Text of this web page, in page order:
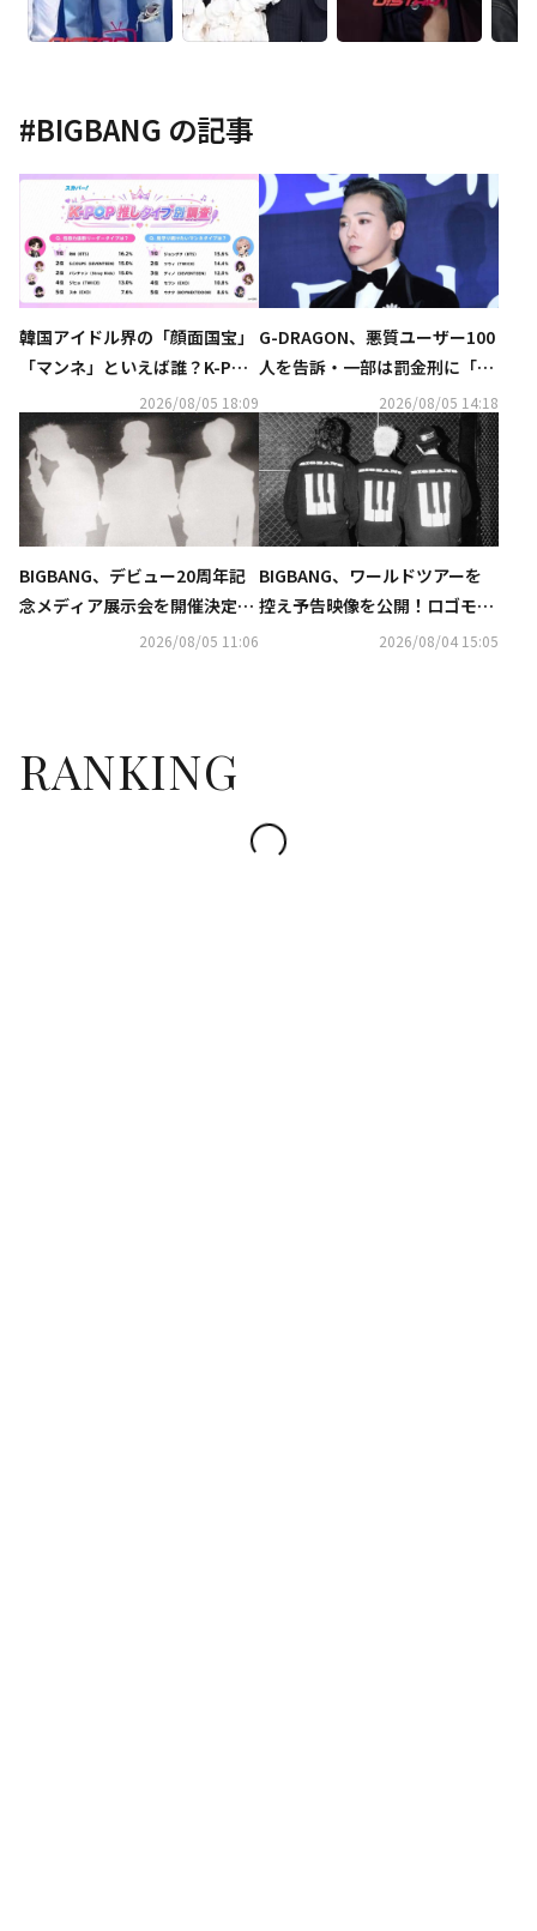
#BIGBANG の記事
韓国アイドル界の「顔面国宝」
「マンネ」といえば誰？K-POP
推しタイプ別調査の結果が明ら
かに
2026/08/05 18:09
G-DRAGON、悪質ユーザー100
人を告訴・一部は罰金刑に「匿
名アカウントも処罰の可能性」
2026/08/05 14:18
BIGBANG、デビュー20周年記
念メディア展示会を開催決定！
無料で実施も…予告ポスターに
2026/08/05 11:06
BIGBANG、ワールドツアーを
控え予告映像を公開！ロゴモー
ションの意味・世界観に注目
2026/08/04 15:05
RANKING